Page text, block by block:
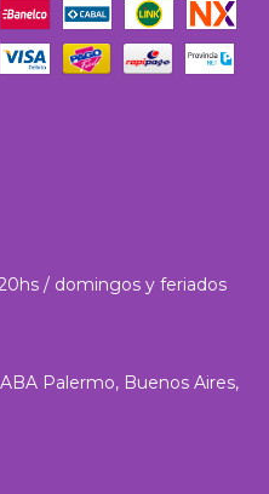
/ domingos y feriados
Palermo, Buenos Aires,